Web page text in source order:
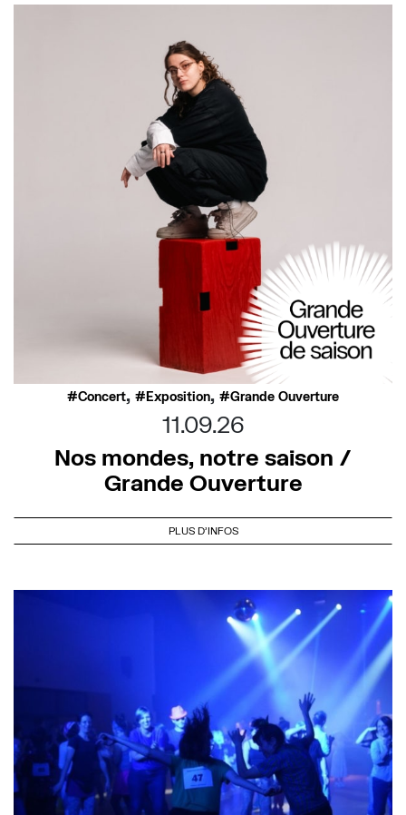
Concert, Exposition, Grande Ouverture
11.09.26
Nos mondes, notre saison /
Grande Ouverture
PLUS D'INFOS